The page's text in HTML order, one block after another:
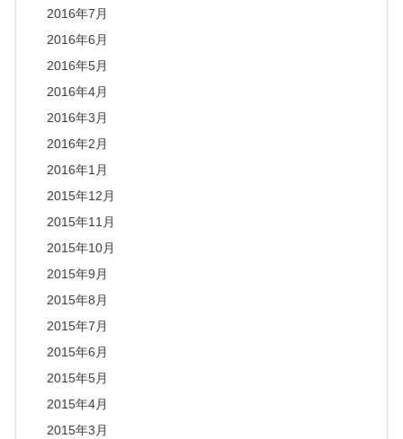
2016年7月
2016年6月
2016年5月
2016年4月
2016年3月
2016年2月
2016年1月
2015年12月
2015年11月
2015年10月
2015年9月
2015年8月
2015年7月
2015年6月
2015年5月
2015年4月
2015年3月